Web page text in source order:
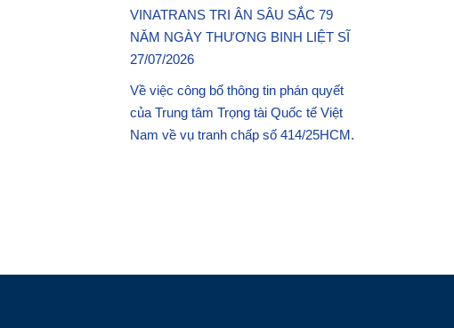
VINATRANS TRI ÂN SÂU SẮC 79
NĂM NGÀY THƯƠNG BINH LIỆT SĨ
27/07/2026
Về việc công bố thông tin phán quyết
của Trung tâm Trọng tài Quốc tế Việt
Nam về vụ tranh chấp số 414/25HCM.